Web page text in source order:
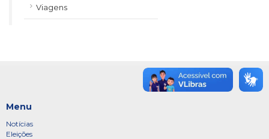
Viagens
Menu
Notícias
Eleições